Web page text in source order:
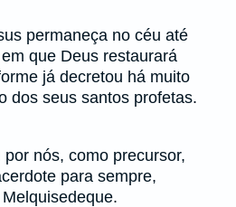
permaneça no céu até
que Deus restaurará
já decretou há muito
dos seus santos profetas.
nós, como precursor,
para sempre,